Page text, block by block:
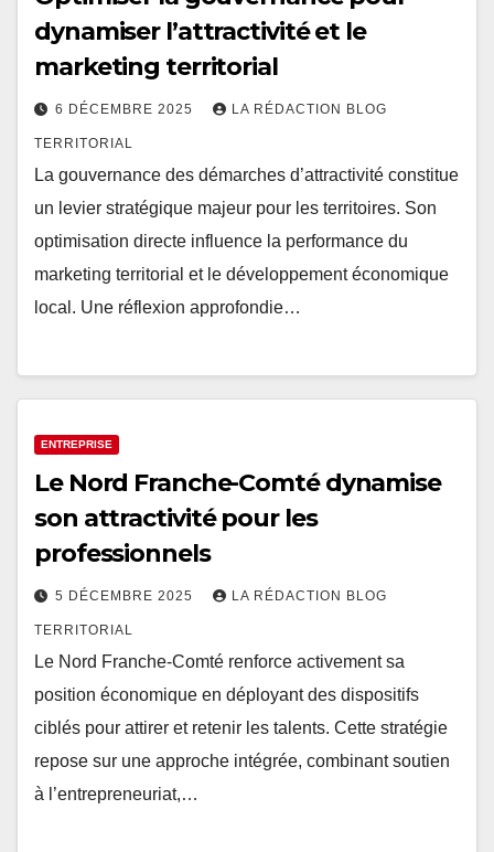
dynamiser l’attractivité et le
marketing territorial
6 DÉCEMBRE 2025 LA RÉDACTION BLOG
TERRITORIAL
La gouvernance des démarches d’attractivité constitue
un levier stratégique majeur pour les territoires. Son
optimisation directe influence la performance du
marketing territorial et le développement économique
local. Une réflexion approfondie…
ENTREPRISE
Le Nord Franche-Comté dynamise
son attractivité pour les
professionnels
5 DÉCEMBRE 2025 LA RÉDACTION BLOG
TERRITORIAL
Le Nord Franche-Comté renforce activement sa
position économique en déployant des dispositifs
ciblés pour attirer et retenir les talents. Cette stratégie
repose sur une approche intégrée, combinant soutien
à l’entrepreneuriat,…